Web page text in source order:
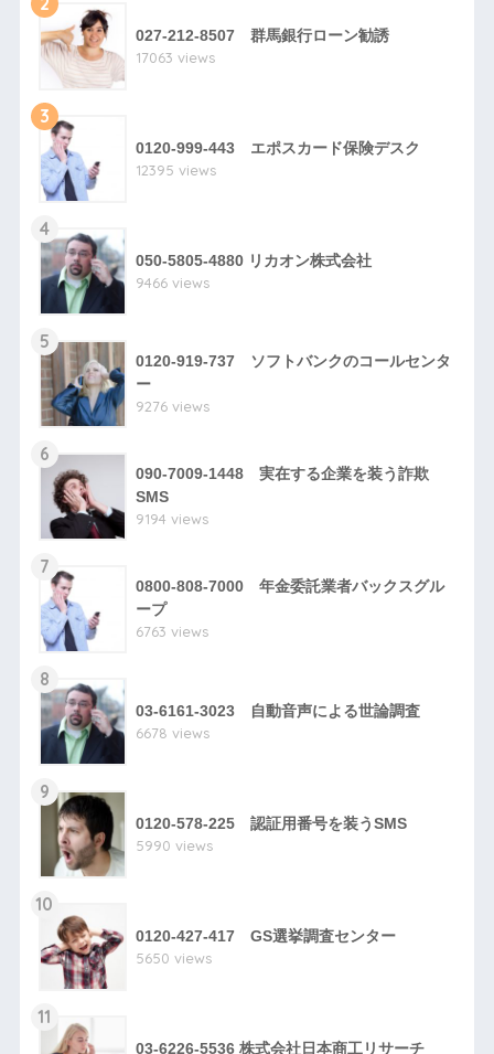
027-212-8507 群馬銀行ローン勧誘
17063 views
3
0120-999-443 エポスカード保険デスク
12395 views
4
050-5805-4880 リカオン株式会社
9466 views
5
0120-919-737 ソフトバンクのコールセンタ
ー
9276 views
6
090-7009-1448 実在する企業を装う詐欺
SMS
9194 views
7
0800-808-7000 年金委託業者バックスグル
ープ
6763 views
8
03-6161-3023 自動音声による世論調査
6678 views
9
0120-578-225 認証用番号を装うSMS
5990 views
10
0120-427-417 GS選挙調査センター
5650 views
11
03-6226-5536 株式会社日本商工リサーチ